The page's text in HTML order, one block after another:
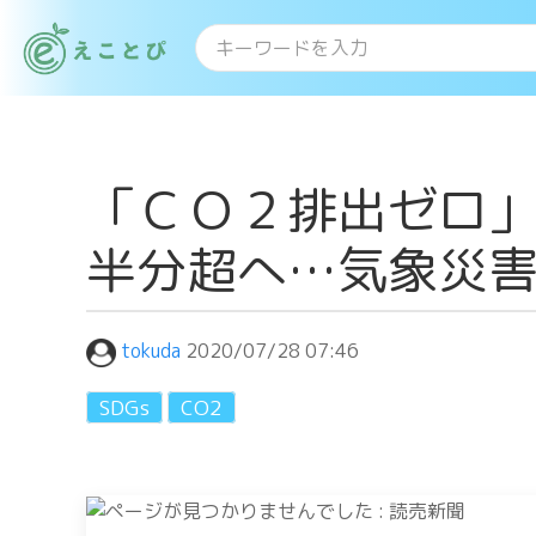
「ＣＯ２排出ゼロ
半分超へ…気象災
tokuda 2020/07/28 07:46
SDGs CO2